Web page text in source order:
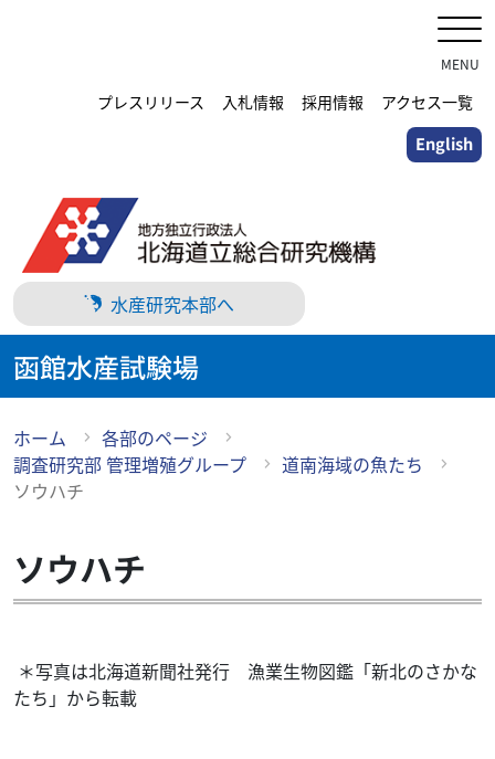
プ
プレスリリース 入札情報 採用情報 アクセス一覧
English
MENU
水産研究本部へ
函館水産試験場
ホーム
各部のページ
調査研究部 管理増殖グループ
道南海域の魚たち
ソウハチ
ソウハチ
＊写真は北海道新聞社発行 漁業生物図鑑「新北のさかな
たち」から転載